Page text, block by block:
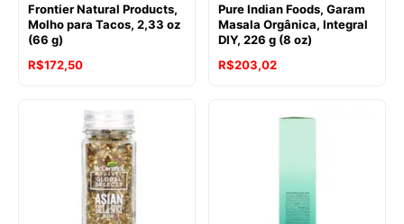
Frontier Natural Products,
Molho para Tacos, 2,33 oz
(66 g)
R$172,50
Pure Indian Foods, Garam
Masala Orgânica, Integral
DIY, 226 g (8 oz)
R$203,02